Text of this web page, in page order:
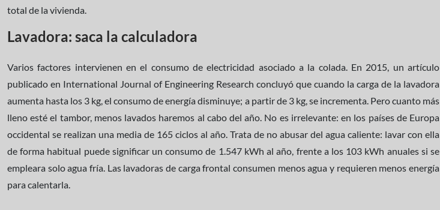
total de la vivienda.
Lavadora: saca la calculadora
Varios factores intervienen en el consumo de electricidad asociado a la colada. En 2015, un artículo
publicado en International Journal of Engineering Research concluyó que cuando la carga de la lavadora
aumenta hasta los 3 kg, el consumo de energía disminuye; a partir de 3 kg, se incrementa. Pero cuanto más
lleno esté el tambor, menos lavados haremos al cabo del año. No es irrelevante: en los países de Europa
occidental se realizan una media de 165 ciclos al año. Trata de no abusar del agua caliente: lavar con ella
de forma habitual puede significar un consumo de 1.547 kWh al año, frente a los 103 kWh anuales si se
empleara solo agua fría. Las lavadoras de carga frontal consumen menos agua y requieren menos energía
para calentarla.